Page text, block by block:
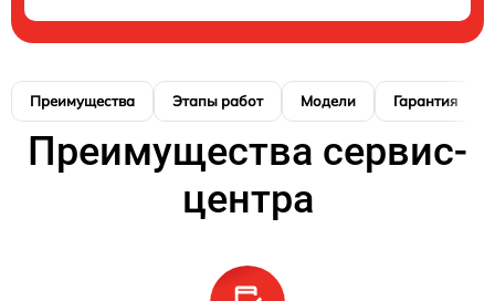
Преимущества Этапы работ Модели Гарантия
Преимущества сервис-
центра